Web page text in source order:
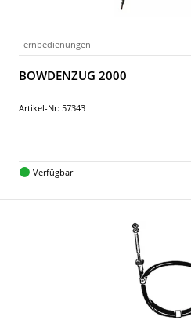
Fernbedienungen
BOWDENZUG 2000
Artikel-Nr: 57343
Verfügbar